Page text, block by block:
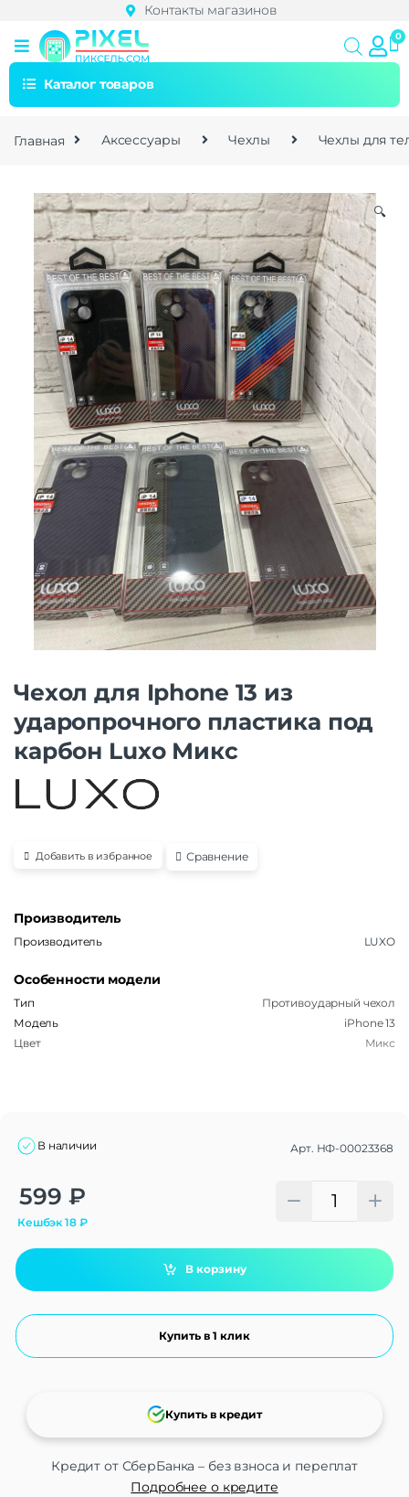
Контакты магазинов
Каталог товаров
Главная Аксессуары Чехлы Чехлы для
🔍
Чехол для Iphone 13 из
ударопрочного пластика под
карбон Luxo Микс
Добавить в избранное Сравнение
Производитель
Производитель LUXO
Особенности модели
Тип
Противоударный чехол
Модель
iPhone 13
Цвет
Микс
В наличии Арт. НФ-00023368
599 ₽
Кешбэк18₽
В корзину
Купить в 1 клик
Кредит от СберБанка – без взноса и переплат
Подробнее о кредите
Купить в кредит
Alternative: